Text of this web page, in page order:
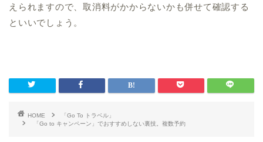
えられますので、取消料がかからないかも併せて確認する
といいでしょう。
HOME
「Go To トラベル」
「Go to キャンペーン」でおすすめしない裏技。複数予約